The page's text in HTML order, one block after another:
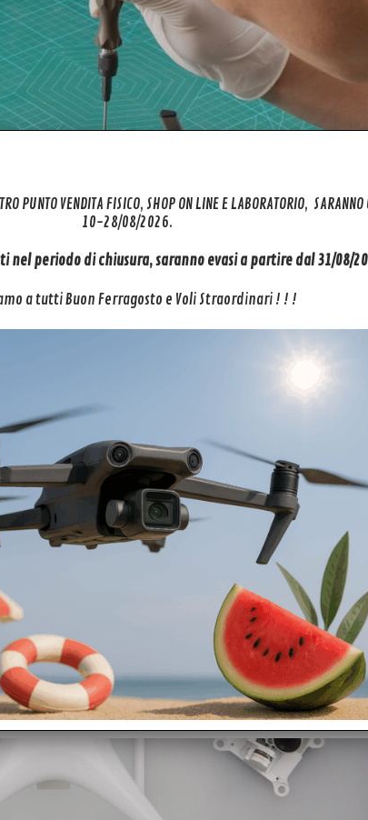
revisione o semplicemente per un controllo? Vuoi
i marchi DJI, PARROT.
seguito procederemo al controllo in laboratorio e ad
GRATUITO!!! Deciderai solo allora se procedere o
il tuo drone
PUNTO VENDITA FISICO, SHOP ON LINE E LABORATORIO,
10-28/08/2026.
periodo di chiusura, saranno evasi a partire dal 31/08/
a tutti Buon Ferragosto e Voli Straordinari ! ! !